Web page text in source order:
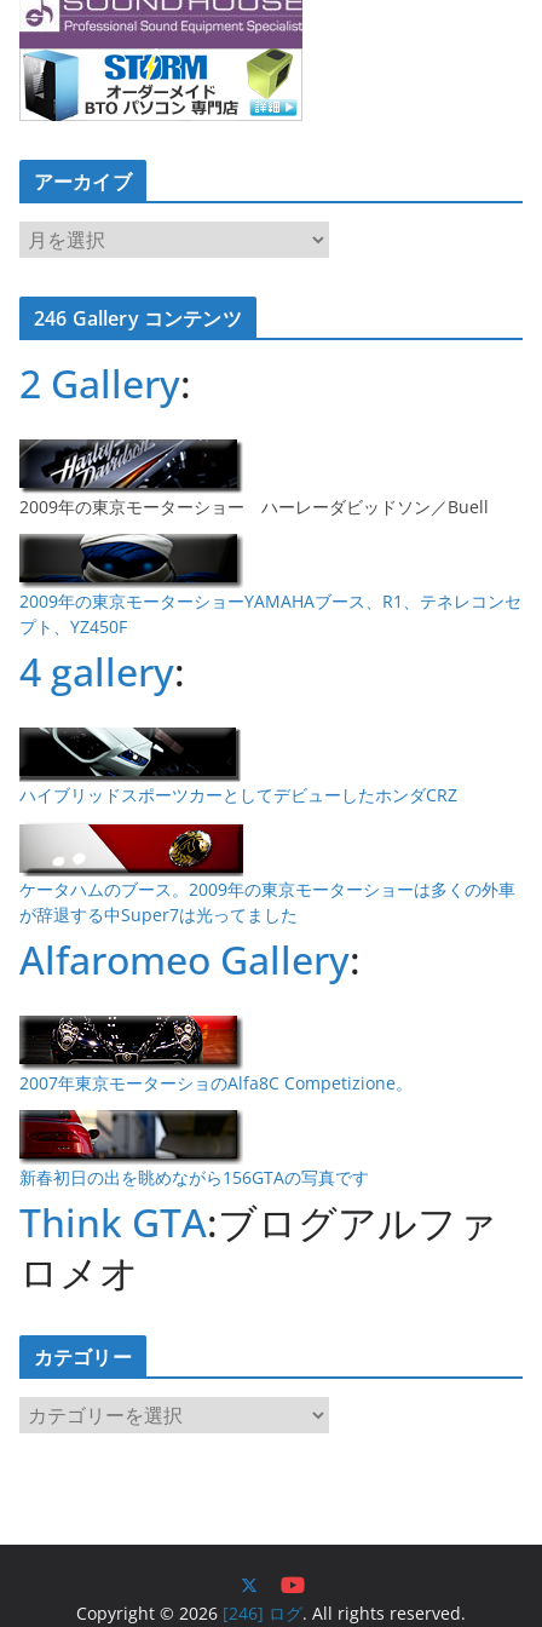
アーカイブ
ア
ー
カ
イ246 Gallery コンテンツ
2 Gallery:
2009年の東京モーターショー ハーレーダビッドソン／Buell
2009年の東京モーターショーYAMAHAブース、R1、テネレコンセ
プト、YZ450F
4 gallery:
ハイブリッドスポーツカーとしてデビューしたホンダCRZ
ケータハムのブース。2009年の東京モーターショーは多くの外車
が辞退する中Super7は光ってました
Alfaromeo Gallery:
2007年東京モーターショのAlfa8C Competizione。
新春初日の出を眺めながら156GTAの写真です
Think GTA:ブログアルファ
ロメオ
カテゴリー
カ
テ
Copyright © 2026 [246] ログ. All rights reserved.